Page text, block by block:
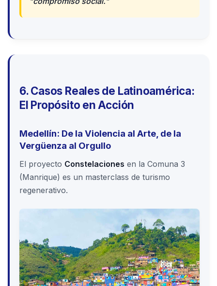
6. Casos Reales de Latinoamérica:
El Propósito en Acción
Medellín: De la Violencia al Arte, de la
Vergüenza al Orgullo
El proyecto Constelaciones en la Comuna 3
(Manrique) es un masterclass de turismo
regenerativo.